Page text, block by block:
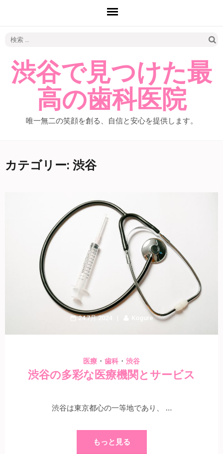
索:
渋谷で見つけた最
高の歯科医院
唯一無二の笑顔を創る、自信と安心を提供します。
カテゴリー: 渋谷
24 7月 2024 Kogure
医療 ・ 歯科 ・ 渋谷
渋谷の多彩な医療機関とサービス
渋谷は東京都心の一等地であり、 …
もっと見る